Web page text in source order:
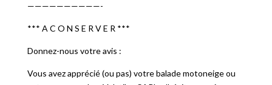
——————————-
*** A C O N S E R V E R ***
Donnez-nous votre avis :
Vous avez apprécié (ou pas) votre balade motoneige ou